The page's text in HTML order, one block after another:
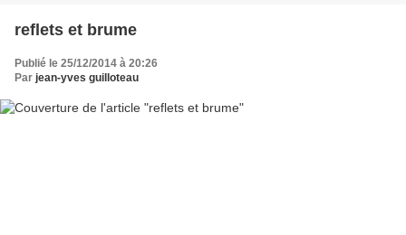
reflets et brume
Publié le 25/12/2014 à 20:26
Par jean-yves guilloteau